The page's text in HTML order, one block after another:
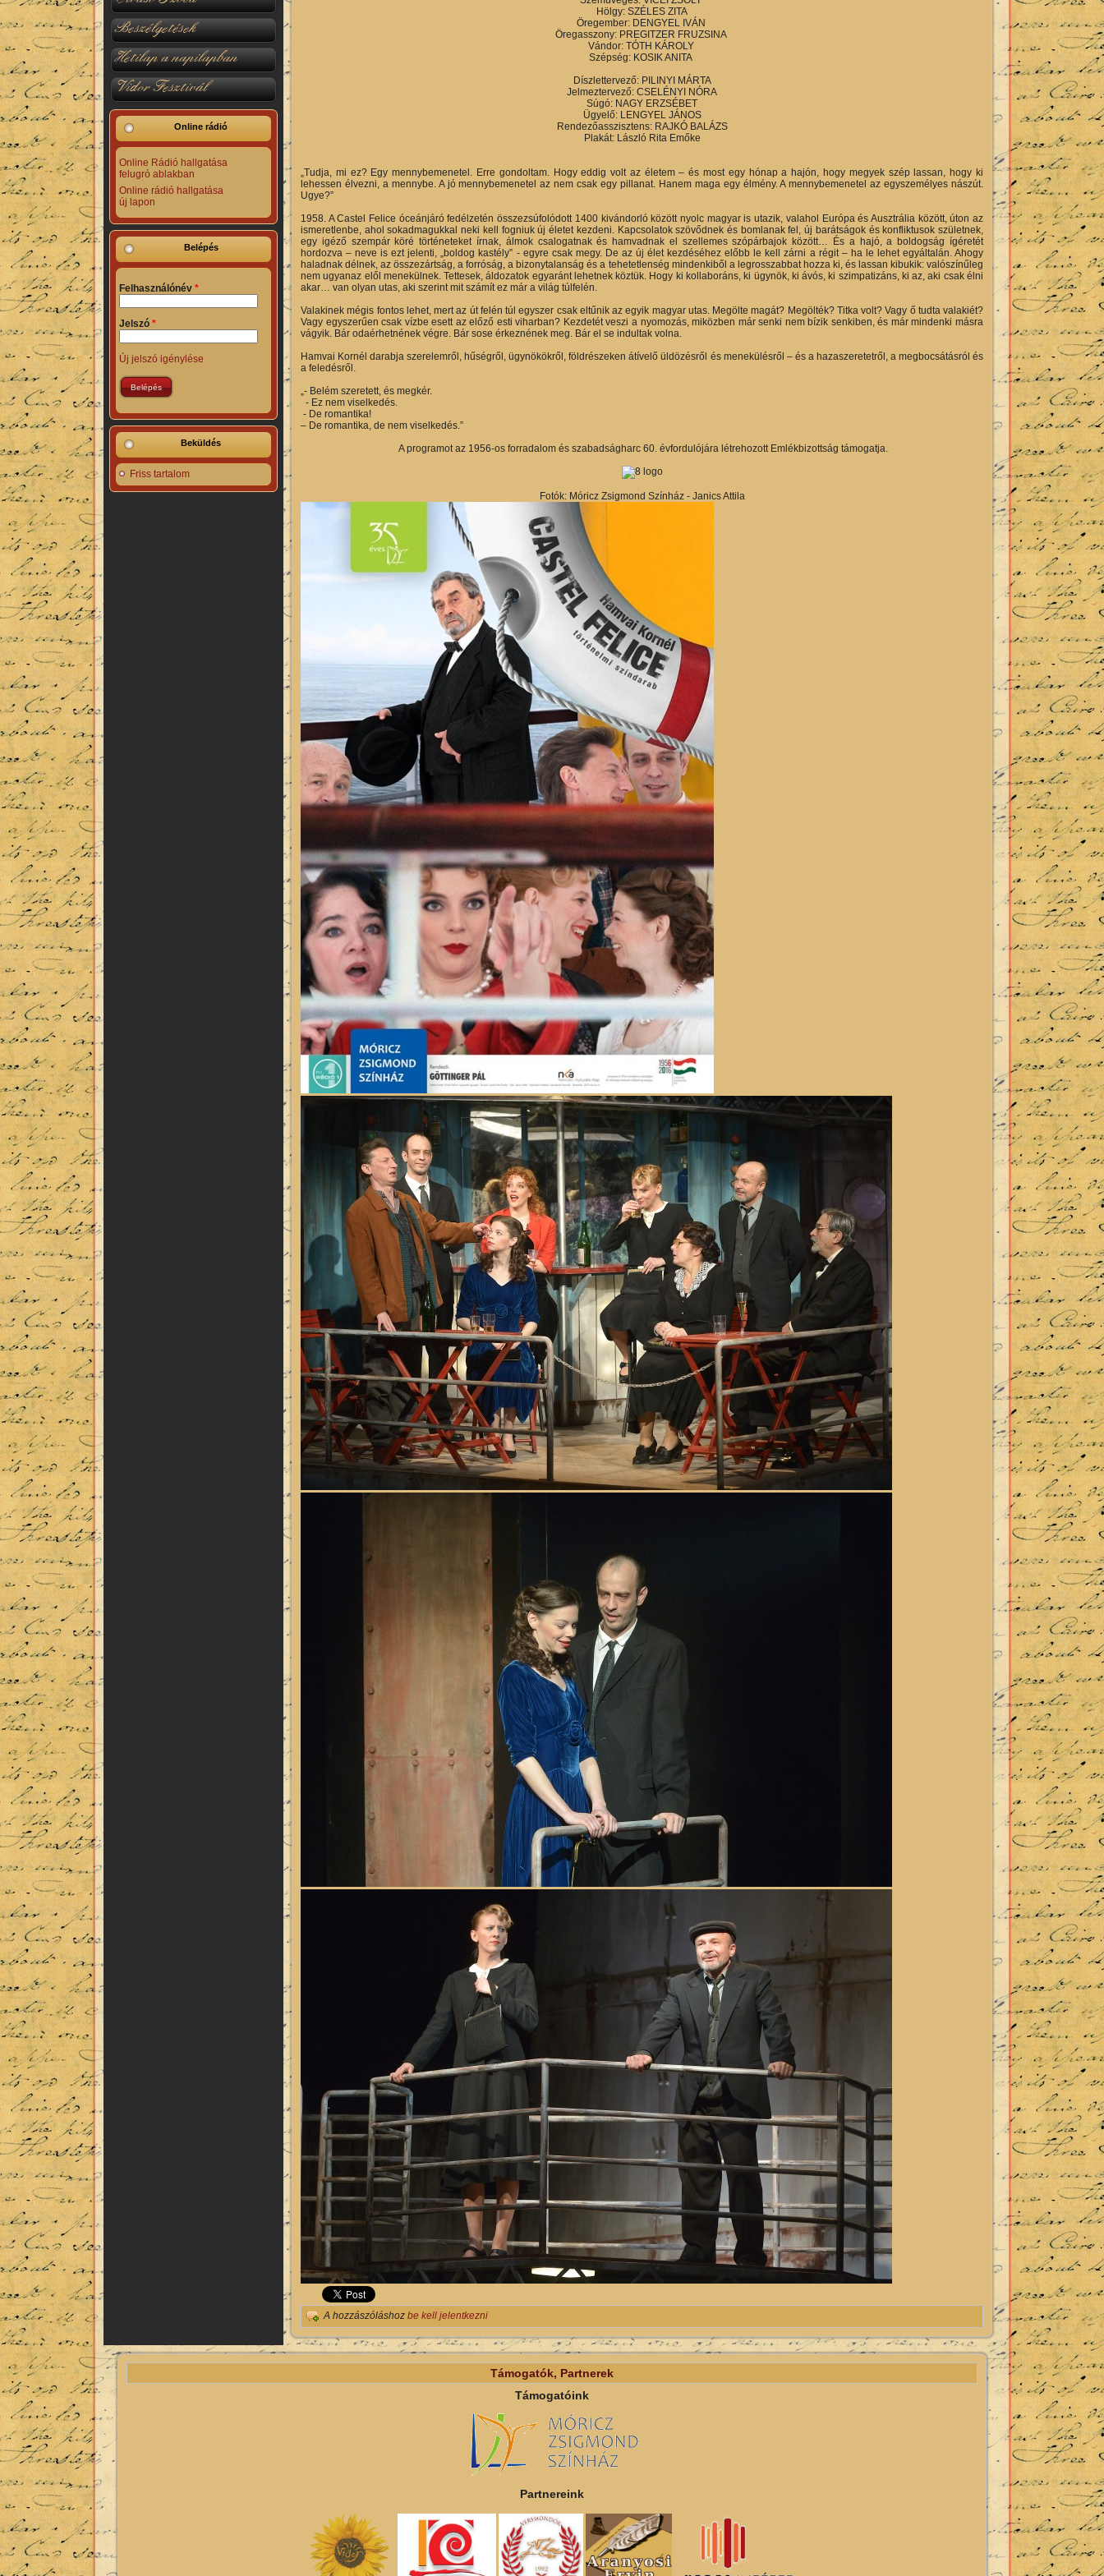
Beszélgetések
Hetilap a napilapban
Vidor Fesztivál
Online rádió
Online Rádió hallgatása
felugró ablakban
Online rádió hallgatása
új lapon
Belépés
Felhasználónév *
Jelszó *
Új jelszó igénylése
Beküldés
Friss tartalom
Hölgy: SZÉLES ZITA
Öregember: DENGYEL IVÁN
Öregasszony: PREGITZER FRUZSINA
Vándor: TÓTH KÁROLY
Szépség: KOSIK ANITA
Díszlettervező: PILINYI MÁRTA
Jelmeztervező: CSELÉNYI NÓRA
Súgó: NAGY ERZSÉBET
Ügyelő: LENGYEL JÁNOS
Rendezőasszisztens: RAJKÓ BALÁZS
Plakát: László Rita Emőke
„Tudja, mi ez? Egy mennybemenetel. Erre gondoltam. Hogy eddig volt az életem – és most egy hónap a hajón, hogy megyek szép lassan, hogy ki
lehessen élvezni, a mennybe. A jó mennybemenetel az nem csak egy pillanat. Hanem maga egy élmény. A mennybemenetel az egyszemélyes nászút.
Ugye?”
1958. A Castel Felice óceánjáró fedélzetén összezsúfolódott 1400 kivándorló között nyolc magyar is utazik, valahol Európa és Ausztrália között, úton az
ismeretlenbe, ahol sokadmagukkal neki kell fogniuk új életet kezdeni. Kapcsolatok szövődnek és bomlanak fel, új barátságok és konfliktusok születnek,
egy igéző szempár köré történeteket írnak, álmok csalogatnak és hamvadnak el szellemes szópárbajok között… És a hajó, a boldogság ígéretét
hordozva – neve is ezt jelenti, „boldog kastély” - egyre csak megy. De az új élet kezdéséhez előbb le kell zárni a régit – ha le lehet egyáltalán. Ahogy
haladnak délnek, az összezártság, a forróság, a bizonytalanság és a tehetetlenség mindenkiből a legrosszabbat hozza ki, és lassan kibukik: valószínűleg
nem ugyanaz elől menekülnek. Tettesek, áldozatok egyaránt lehetnek köztük. Hogy ki kollaboráns, ki ügynök, ki ávós, ki szimpatizáns, ki az, aki csak élni
akar… van olyan utas, aki szerint mit számít ez már a világ túlfelén.
Valakinek mégis fontos lehet, mert az út felén túl egyszer csak eltűnik az egyik magyar utas. Megölte magát? Megölték? Titka volt? Vagy ő tudta valakiét?
Vagy egyszerűen csak vízbe esett az előző esti viharban? Kezdetét veszi a nyomozás, miközben már senki nem bízik senkiben, és már mindenki másra
vágyik. Bár odaérhetnének végre. Bár sose érkeznének meg. Bár el se indultak volna.
Hamvai Kornél darabja szerelemről, hűségről, ügynökökről, földrészeken átívelő üldözésről és menekülésről – és a hazaszeretetről, a megbocsátásról és
a feledésről.
„- Belém szeretett, és megkér.
- Ez nem viselkedés.
- De romantika!
– De romantika, de nem viselkedés.”
A programot az 1956-os forradalom és szabadságharc 60. évfordulójára létrehozott Emlékbizottság támogatja.
Fotók: Móricz Zsigmond Színház - Janics Attila
A hozzászóláshoz be kell jelentkezni
Támogatók, Partnerek
Támogatóink
Partnereink